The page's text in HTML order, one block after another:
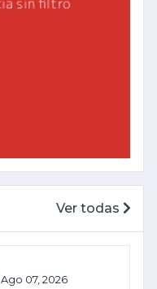
Ver todas
Ago 07, 2026